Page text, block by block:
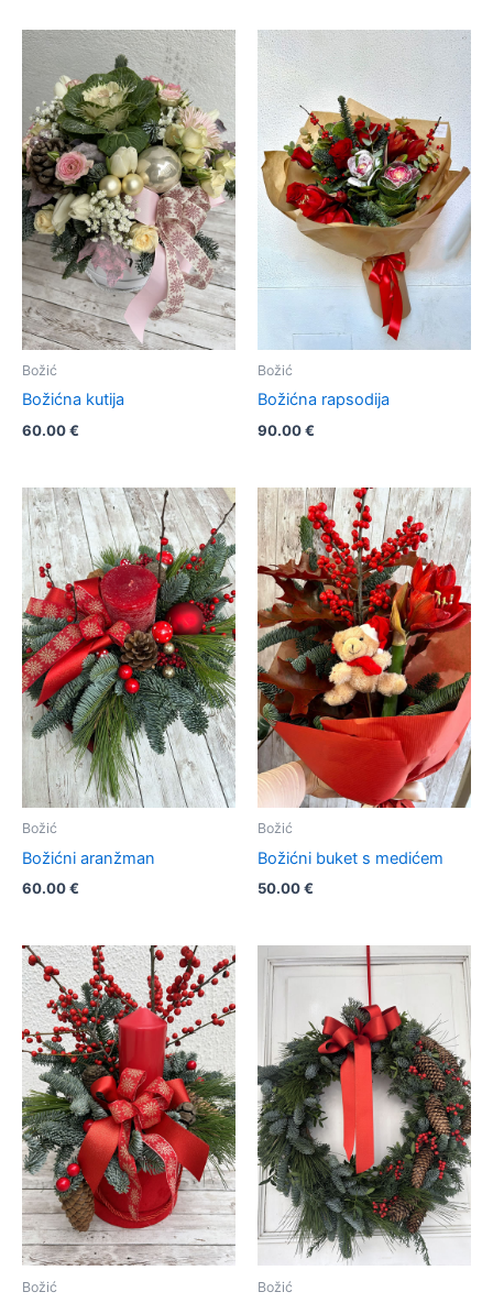
Božić
Božićna kutija
60.00€
Božić
Božićna rapsodija
90.00€
Božić
Božićni aranžman
60.00€
Božić
Božićni buket s medićem
50.00€
Božić Božić